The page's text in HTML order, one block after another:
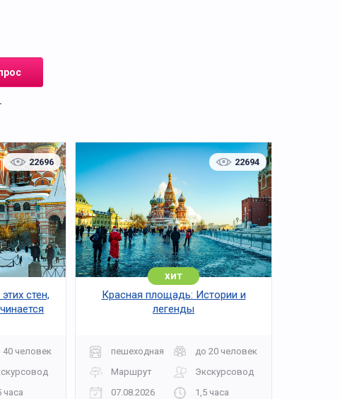
о процессе электрификации Москвы и
22696
стен,
40 человек
часа
22694
хит
Красная площадь: Истории и
легенды
пешеходная
до 20 человек
Маршрут
Экскурсовод
07.08.2026
1,5 часа